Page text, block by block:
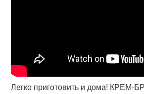
Легко приготовить и дома! КРЕМ-